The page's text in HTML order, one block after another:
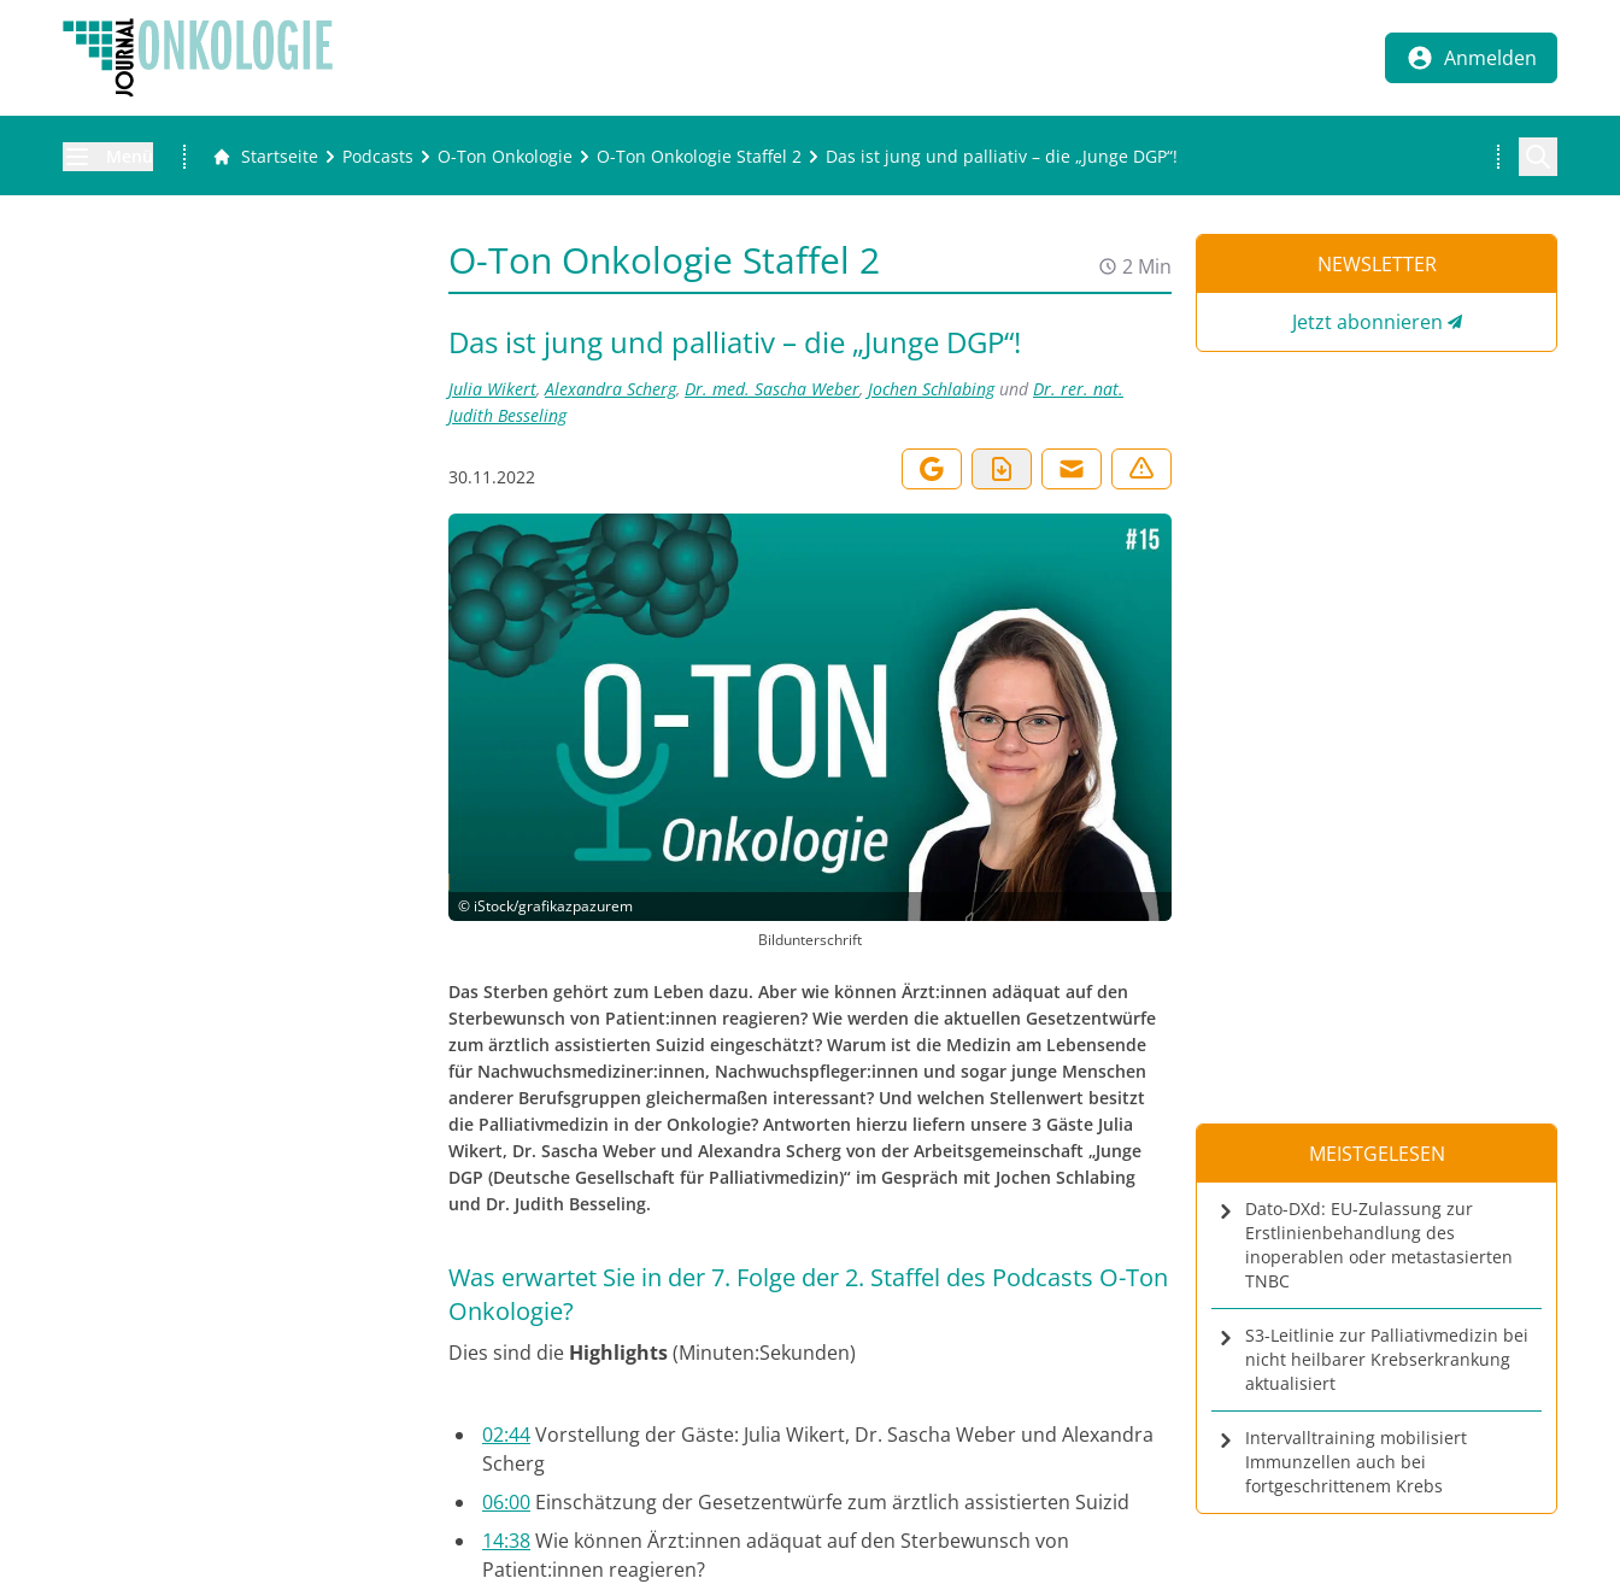
Anmelden
Startseite Podcasts O-Ton Onkologie O-Ton Onkologie Staffel 2 Das ist jung und palliativ – die „Junge DGP“!
O-Ton Onkologie Staffel 2 2 Min
Das ist jung und palliativ – die „Junge DGP“!
Julia Wikert,Alexandra Scherg, Dr. med. Sascha Weber, Jochen SchlabingundDr. rer. nat.
Judith Besseling
30.11.2022
© iStock/grafikazpazurem
Bildunterschrift
Das Sterben gehört zum Leben dazu. Aber wie können Ärzt:innen adäquat auf den
Sterbewunsch von Patient:innen reagieren? Wie werden die aktuellen Gesetzentwürfe
zum ärztlich assistierten Suizid eingeschätzt? Warum ist die Medizin am Lebensende
für Nachwuchsmediziner:innen, Nachwuchspfleger:innen und sogar junge Menschen
anderer Berufsgruppen gleichermaßen interessant? Und welchen Stellenwert besitzt
die Palliativmedizin in der Onkologie? Antworten hierzu liefern unsere 3 Gäste Julia
Wikert, Dr. Sascha Weber und Alexandra Scherg von der Arbeitsgemeinschaft „Junge
DGP (Deutsche Gesellschaft für Palliativmedizin)“ im Gespräch mit Jochen Schlabing
und Dr. Judith Besseling.
Was erwartet Sie in der 7. Folge der 2. Staffel des Podcasts O-Ton
Onkologie?
Dies sind die Highlights(Minuten:Sekunden)
02:44Vorstellung der Gäste: Julia Wikert, Dr. Sascha Weber und Alexandra
Scherg
06:00 Einschätzung der Gesetzentwürfe zum ärztlich assistierten Suizid
14:38Wie können Ärzt:innen adäquat auf den Sterbewunsch von
Patient:innen reagieren?
NEWSLETTER
Jetzt abonnieren
MEISTGELESEN
Dato-DXd: EU-Zulassung zur
Erstlinienbehandlung des
inoperablen oder metastasierten
TNBC
S3-Leitlinie zur Palliativmedizin bei
nicht heilbarer Krebserkrankung
aktualisiert
Intervalltraining mobilisiert
Immunzellen auch bei
fortgeschrittenem Krebs